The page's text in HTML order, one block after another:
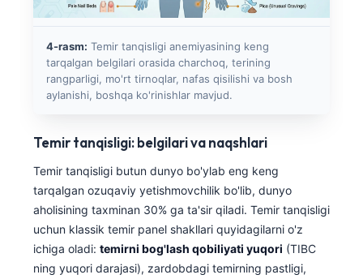
4-rasm: Temir tanqisligi anemiyasining keng
tarqalgan belgilari orasida charchoq, terining
rangparligi, mo'rt tirnoqlar, nafas qisilishi va bosh
aylanishi, boshqa ko'rinishlar mavjud.
Temir tanqisligi: belgilari va naqshlari
Temir tanqisligi butun dunyo bo'ylab eng keng
tarqalgan ozuqaviy yetishmovchilik bo'lib, dunyo
aholisining taxminan 30% ga ta'sir qiladi. Temir tanqisligi
uchun klassik temir panel shakllari quyidagilarni o'z
ichiga oladi: temirni bog'lash qobiliyati yuqori (TIBC
ning yuqori darajasi), zardobdagi temirning pastligi,